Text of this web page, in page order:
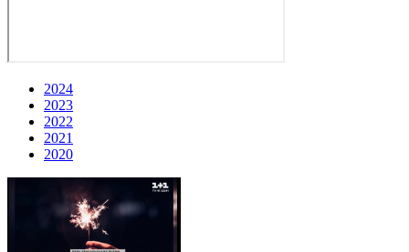
2024
2023
2022
2021
2020